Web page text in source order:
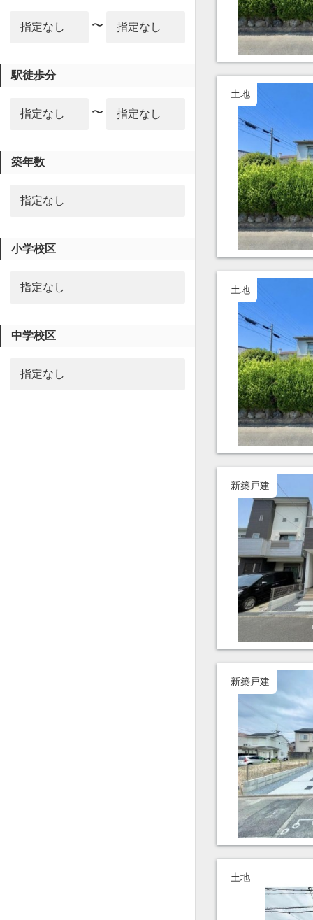
〜
駅徒歩分
〜
築年数
小学校区
中学校区
土地
土地
新築戸建
新築戸建
土地